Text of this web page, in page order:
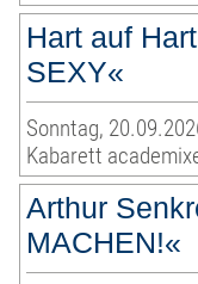
Hart auf
SEXY«
Sonntag,
Kabarett
Arthur
MACHEN!«